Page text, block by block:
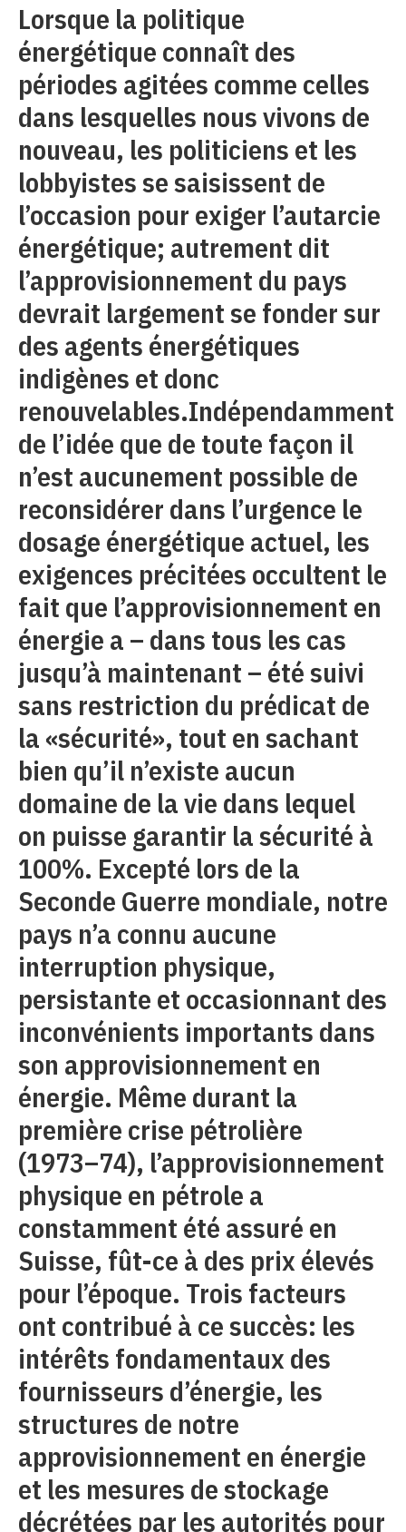
Lorsque la politique
énergétique connaît des
périodes agitées comme celles
dans lesquelles nous vivons de
nouveau, les politiciens et les
lobbyistes se saisissent de
l’occasion pour exiger l’autarcie
énergétique; autrement dit
l’approvisionnement du pays
devrait largement se fonder sur
des agents énergétiques
indigènes et donc
renouvelables.Indépendamment
de l’idée que de toute façon il
n’est aucunement possible de
reconsidérer dans l’urgence le
dosage énergétique actuel, les
exigences précitées occultent le
fait que l’approvisionnement en
énergie a – dans tous les cas
jusqu’à maintenant – été suivi
sans restriction du prédicat de
la «sécurité», tout en sachant
bien qu’il n’existe aucun
domaine de la vie dans lequel
on puisse garantir la sécurité à
100%. Excepté lors de la
Seconde Guerre mondiale, notre
pays n’a connu aucune
interruption physique,
persistante et occasionnant des
inconvénients importants dans
son approvisionnement en
énergie. Même durant la
première crise pétrolière
(1973–74), l’approvisionnement
physique en pétrole a
constamment été assuré en
Suisse, fût-ce à des prix élevés
pour l’époque. Trois facteurs
ont contribué à ce succès: les
intérêts fondamentaux des
fournisseurs d’énergie, les
structures de notre
approvisionnement en énergie
et les mesures de stockage
décrétées par les autorités pour